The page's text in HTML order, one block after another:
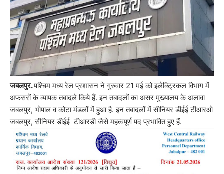
जबलपुर.पश्चिम मध्य रेल प्रशासन ने गुरुवार 21 मई को इलेक्ट्रिकल विभाग में
अफसरों के व्यापक तबादले किये हैं. इन तबादलों का असर मुख्यालय के अलावा
जबलपुर, भोपाल व कोटा मंडलों में हुआ है. इन तबादलों में सीनियर डीईई टीआरओ
जबलपुर, सीनियर डीईई टीआरडी जैसे महत्वपूर्ण पद प्रभावित हुए हैं.